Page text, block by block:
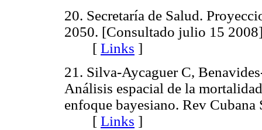
20. Secretaría de Salud.
2050. [Consultado julio 15
[ Links ]
21. Silva-Aycaguer C,
Análisis espacial de la
enfoque bayesiano. Rev
[ Links ]